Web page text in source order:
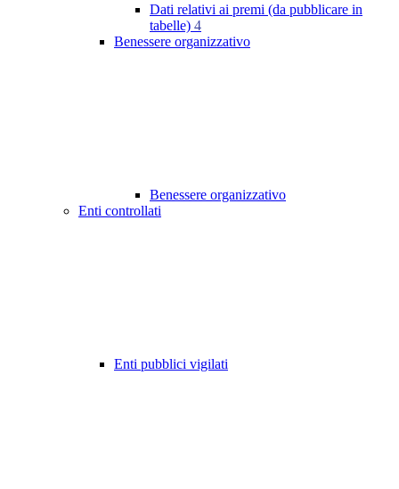
Dati relativi ai premi (da pubblicare in
tabelle) 4
Benessere organizzativo
Benessere organizzativo
Enti controllati
Enti pubblici vigilati